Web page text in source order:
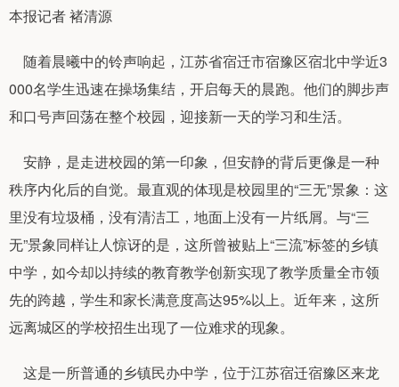
本报记者 褚清源
随着晨曦中的铃声响起，江苏省宿迁市宿豫区宿北中学近3
000名学生迅速在操场集结，开启每天的晨跑。他们的脚步声
和口号声回荡在整个校园，迎接新一天的学习和生活。
安静，是走进校园的第一印象，但安静的背后更像是一种
秩序内化后的自觉。最直观的体现是校园里的“三无”景象：这
里没有垃圾桶，没有清洁工，地面上没有一片纸屑。与“三
无”景象同样让人惊讶的是，这所曾被贴上“三流”标签的乡镇
中学，如今却以持续的教育教学创新实现了教学质量全市领
先的跨越，学生和家长满意度高达95%以上。近年来，这所
远离城区的学校招生出现了一位难求的现象。
这是一所普通的乡镇民办中学，位于江苏宿迁宿豫区来龙